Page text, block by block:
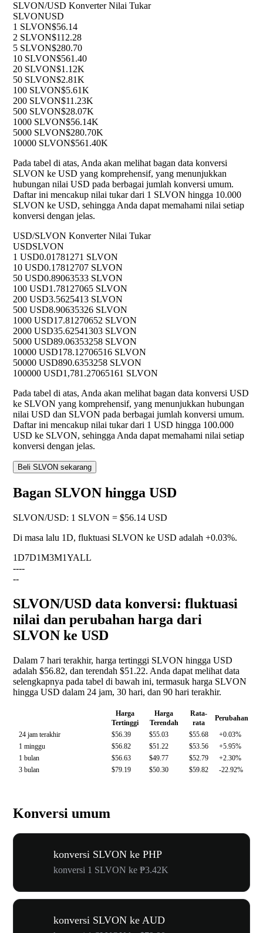
SLVON/USD Konverter Nilai Tukar
SLVONUSD
1 SLVON$56.14
2 SLVON$112.28
5 SLVON$280.70
10 SLVON$561.40
20 SLVON$1.12K
50 SLVON$2.81K
100 SLVON$5.61K
200 SLVON$11.23K
500 SLVON$28.07K
1000 SLVON$56.14K
5000 SLVON$280.70K
10000 SLVON$561.40K
Pada tabel di atas, Anda akan melihat bagan data konversi
SLVON ke USD yang komprehensif, yang menunjukkan
hubungan nilai USD pada berbagai jumlah konversi umum.
Daftar ini mencakup nilai tukar dari 1 SLVON hingga 10.000
SLVON ke USD, sehingga Anda dapat memahami nilai setiap
konversi dengan jelas.
USD/SLVON Konverter Nilai Tukar
USDSLVON
1 USD0.01781271 SLVON
10 USD0.17812707 SLVON
50 USD0.89063533 SLVON
100 USD1.78127065 SLVON
200 USD3.5625413 SLVON
500 USD8.90635326 SLVON
1000 USD17.81270652 SLVON
2000 USD35.62541303 SLVON
5000 USD89.06353258 SLVON
10000 USD178.12706516 SLVON
50000 USD890.6353258 SLVON
100000 USD1,781.27065161 SLVON
Pada tabel di atas, Anda akan melihat bagan data konversi USD
ke SLVON yang komprehensif, yang menunjukkan hubungan
nilai USD dan SLVON pada berbagai jumlah konversi umum.
Daftar ini mencakup nilai tukar dari 1 USD hingga 100.000
USD ke SLVON, sehingga Anda dapat memahami nilai setiap
konversi dengan jelas.
Beli SLVON sekarang
Bagan SLVON hingga USD
SLVON/USD: 1 SLVON = $56.14 USD
Di masa lalu 1D, fluktuasi SLVON ke USD adalah +0.03%.
1D7D1M3M1YALL
----
--
SLVON/USD data konversi: fluktuasi
nilai dan perubahan harga dari
SLVON ke USD
Dalam 7 hari terakhir, harga tertinggi SLVON hingga USD
adalah $56.82, dan terendah $51.22. Anda dapat melihat data
selengkapnya pada tabel di bawah ini, termasuk harga SLVON
hingga USD dalam 24 jam, 30 hari, dan 90 hari terakhir.
Harga
Tertinggi
Harga
Terendah
Rata-
rata
Perubahan
24 jam terakhir
$56.39 $55.03 $55.68
+0.03%
1 minggu
$56.82 $51.22 $53.56
+5.95%
1 bulan
$56.63 $49.77 $52.79
+2.30%
3 bulan
$79.19 $50.30 $59.82 -22.92%
Konversi umum
konversi SLVON ke PHP
konversi 1 SLVON ke ₱3.42K
konversi SLVON ke AUD